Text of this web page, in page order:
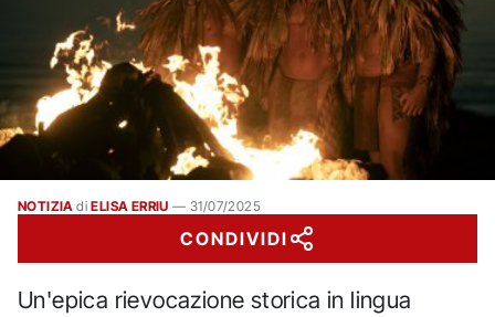
NOTIZIA di ELISA ERRIU —31/07/2025
CONDIVIDI
Un'epica rievocazione storica in lingua